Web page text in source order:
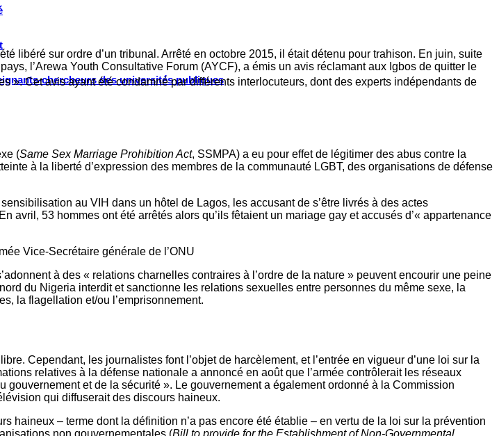
chercheurs des universités publiques
libéré sur ordre d’un tribunal. Arrêté en octobre 2015, il était détenu pour trahison. En juin, suite
l’Arewa Youth Consultative Forum (AYCF), a émis un avis réclamant aux Igbos de quitter le
». Cet avis ayant été condamné par différents interlocuteurs, dont des experts indépendants de
(Same Sex Marriage Prohibition Act, SSMPA) a eu pour effet de légitimer des abus contre la
à la liberté d’expression des membres de la communauté LGBT, des organisations de défense
au VIH dans un hôtel de Lagos, les accusant de s’être livrés à des actes
avril, 53 hommes ont été arrêtés alors qu’ils fêtaient un mariage gay et accusés d’« appartenance
Vice-Secrétaire générale de l’ONU
à des « relations charnelles contraires à l’ordre de la nature » peuvent encourir une peine
du Nigeria interdit et sanctionne les relations sexuelles entre personnes du même sexe, la
la flagellation et/ou l’emprisonnement.
Cependant, les journalistes font l’objet de harcèlement, et l’entrée en vigueur d’une loi sur la
relatives à la défense nationale a annoncé en août que l’armée contrôlerait les réseaux
et de la sécurité ». Le gouvernement a également ordonné à la Commission
qui diffuserait des discours haineux.
haineux – terme dont la définition n’a pas encore été établie – en vertu de la loi sur la prévention
non gouvernementales (Bill to provide for the Establishment of Non-Governmental